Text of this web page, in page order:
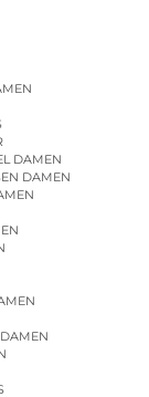
DAMEN
DAMEN